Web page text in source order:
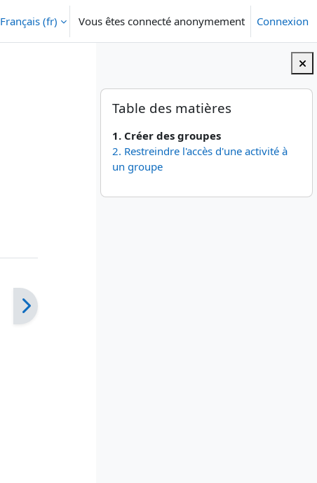
Français ‎(fr)‎ Vous êtes connecté anonymement Connexion
Blocs
Passer Table des matières
Table des matières
1. Créer des groupes
2. Restreindre l'accès d'une activité à
un groupe